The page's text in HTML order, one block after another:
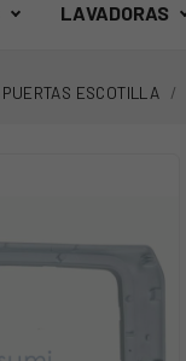
LAVADORAS
PUERTAS ESCOTILLA